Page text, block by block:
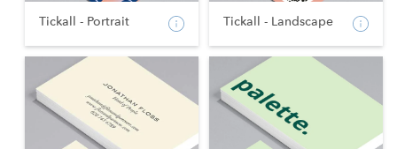
Tickall - Portrait Tickall - Landscape